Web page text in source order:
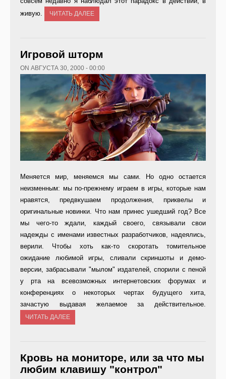
живую.
ЧИТАТЬ ДАЛЕЕ
Игровой шторм
ON АВГУСТА 30, 2000 - 00:00
Меняется мир, меняемся мы сами. Но одно остается
неизменным: мы по-прежнему играем в игры, которые нам
нравятся, предвкушаем продолжения, приквелы и
оригинальные новинки. Что нам принес ушедший год? Все
мы чего-то ждали, каждый своего, связывали свои
надежды с именами известных разработчиков, надеялись,
верили. Чтобы хоть как-то скоротать томительное
ожидание любимой игры, сливали скриншоты и демо-
версии, забрасывали "мылом" издателей, спорили с пеной
у рта на всевозможных интернетовских форумах и
конференциях о некоторых чертах будущего хита,
зачастую выдавая желаемое за действительное.
ЧИТАТЬ ДАЛЕЕ
Кровь на мониторе, или за что мы
любим клавишу "контрол"